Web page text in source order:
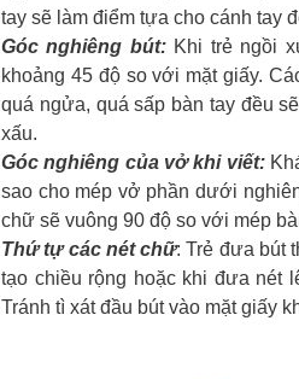
tay sẽ làm điểm tựa cho cánh tay
Góc nghiêng bút:Khi trẻ ngồi
khoảng 45 độ so với mặt giấy.
quá ngửa, quá sấp bàn tay đều
xấu.
Góc nghiêng của vở khi viết:
sao cho mép vở phần dưới
chữ sẽ vuông 90 độ so với mép
Thứ tự các nét chữ: Trẻ đưa bút
tạo chiều rộng hoặc khi đưa nét
Tránh tì xát đầu bút vào mặt giấy